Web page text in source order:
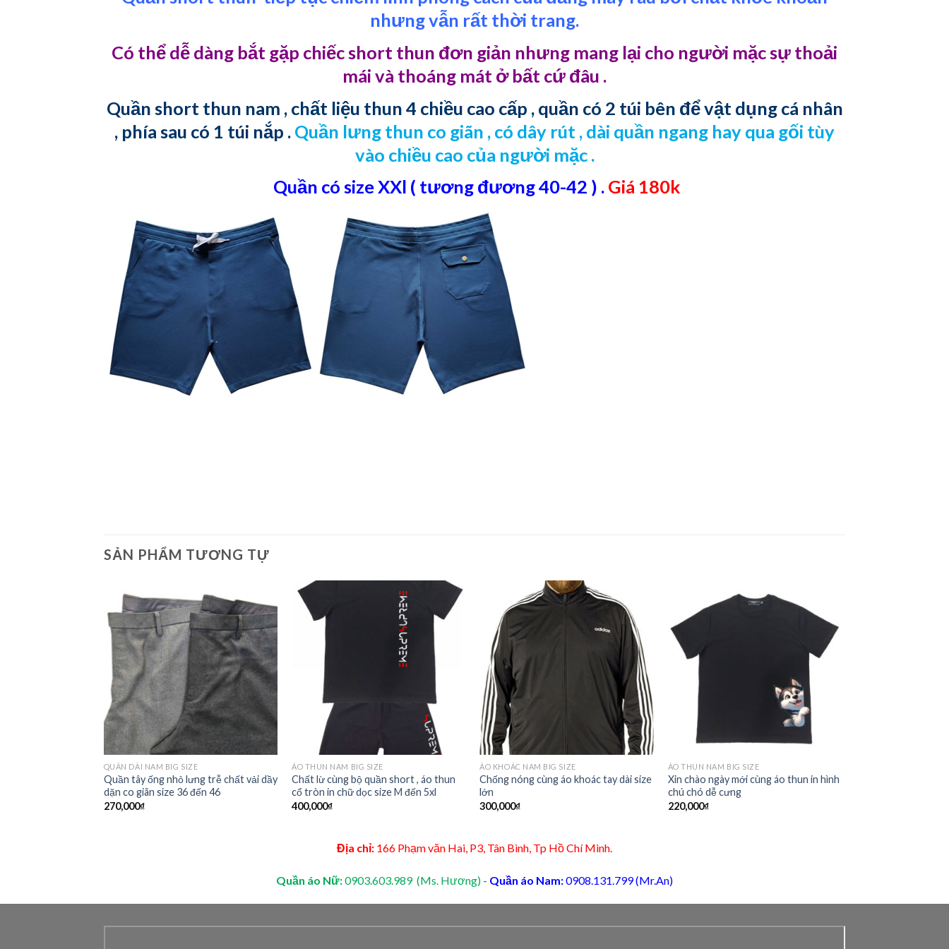
nhưng vẫn rất thời trang.
Có thể dễ dàng bắt gặp chiếc short thun đơn giản nhưng mang lại cho người mặc sự thoải
mái và thoáng mát ở bất cứ đâu .
Quần short thun nam , chất liệu thun 4 chiều cao cấp , quần có 2 túi bên để vật dụng cá nhân
, phía sau có 1 túi nắp . Quần lưng thun co giãn , có dây rút , dài quần ngang hay qua gối tùy
vào chiều cao của người mặc .
Quần có size XXl ( tương đương 40-42 ) . Giá 180k
SẢN PHẨM TƯƠNG TỰ
Add to
Wishlist
QUẦN DÀI NAM BIG SIZE
Quần tây ống nhỏ lưng trễ chất vải dầy
dặn co giãn size 36 đến 46
270,000₫
Wishlist
ÁO THUN NAM BIG SIZE
Chất lừ cùng bộ quần short , áo thun
cổ tròn in chữ dọc size M đến 5xl
400,000₫
Add to
Wishlist
ÁO KHOÁC NAM BIG SIZE
Chống nóng cùng áo khoác tay dài size
lớn
300,000₫
Add to
Wishlist
ÁO THUN NAM BIG SIZE
Xin chào ngày mới cùng áo thun in hình
chú chó dễ cưng
220,000₫
Địa chỉ: 166 Phạm văn Hai, P3, Tân Bình, Tp Hồ Chí Minh.
Quần áo Nữ:0903.603.989 (Ms. Hương) - Quần áo Nam:0908.131.799 (Mr.An)